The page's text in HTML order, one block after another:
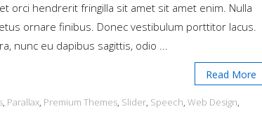
orci hendrerit fringilla sit amet sit amet enim. Nulla
ornare finibus. Donec vestibulum porttitor lacus.
nunc eu dapibus sagittis, odio ...
Read More
, Parallax, Premium Themes, Slider, Speech, Web Design,